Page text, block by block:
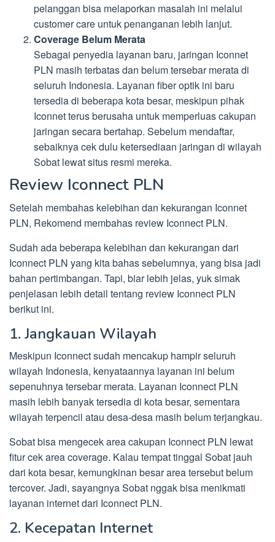
pelanggan bisa melaporkan masalah ini melalui
customer care untuk penanganan lebih lanjut.
Coverage Belum Merata
Sebagai penyedia layanan baru, jaringan Iconnet
PLN masih terbatas dan belum tersebar merata di
seluruh Indonesia. Layanan fiber optik ini baru
tersedia di beberapa kota besar, meskipun pihak
Iconnet terus berusaha untuk memperluas cakupan
jaringan secara bertahap. Sebelum mendaftar,
sebaiknya cek dulu ketersediaan jaringan di wilayah
Sobat lewat situs resmi mereka.
Review Iconnect PLN
Setelah membahas kelebihan dan kekurangan Iconnet
PLN, Rekomend membahas review Iconnect PLN.
Sudah ada beberapa kelebihan dan kekurangan dari
Iconnect PLN yang kita bahas sebelumnya, yang bisa jadi
bahan pertimbangan. Tapi, biar lebih jelas, yuk simak
penjelasan lebih detail tentang review Iconnect PLN
berikut ini.
1. Jangkauan Wilayah
Meskipun Iconnect sudah mencakup hampir seluruh
wilayah Indonesia, kenyataannya layanan ini belum
sepenuhnya tersebar merata. Layanan Iconnect PLN
masih lebih banyak tersedia di kota besar, sementara
wilayah terpencil atau desa-desa masih belum terjangkau.
Sobat bisa mengecek area cakupan Iconnect PLN lewat
fitur cek area coverage. Kalau tempat tinggal Sobat jauh
dari kota besar, kemungkinan besar area tersebut belum
tercover. Jadi, sayangnya Sobat nggak bisa menikmati
layanan internet dari Iconnect PLN.
2. Kecepatan Internet